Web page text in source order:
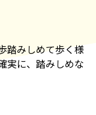
踏みしめて歩く様
実に、踏みしめな